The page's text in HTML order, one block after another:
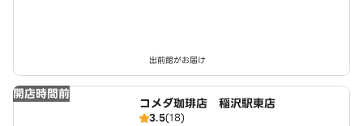
出前館がお届け
開店時間前
コメダ珈琲店 稲沢駅東店
3.5(18)